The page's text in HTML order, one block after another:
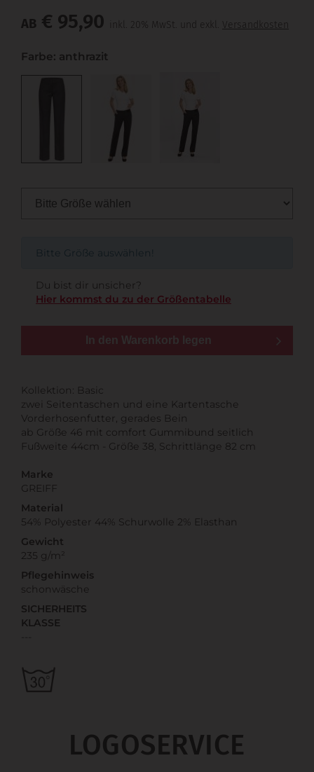
AB € 95,90 inkl. 20% MwSt. und exkl. Versandkosten
Farbe: anthrazit
Bitte Größe auswählen!
Du bist dir unsicher?
Hier kommst du zu der Größentabelle
In den Warenkorb legen
Kollektion: Basic
zwei Seitentaschen und eine Kartentasche
Vorderhosenfutter, gerades Bein
ab Größe 46 mit comfort Gummibund seitlich
Fußweite 44cm - Größe 38, Schrittlänge 82 cm
Marke
GREIFF
Material
54% Polyester 44% Schurwolle 2% Elasthan
Gewicht
235 g/m²
Pflegehinweis
schonwäsche
SICHERHEITS
KLASSE
LOGOSERVICE